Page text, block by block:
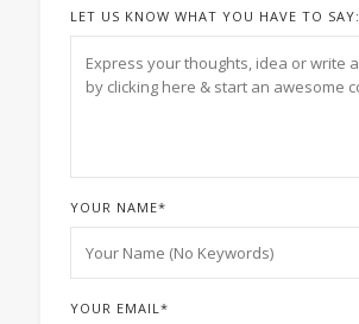
LET US KNOW WHAT YOU HAVE TO SAY:
YOUR NAME*
YOUR EMAIL*